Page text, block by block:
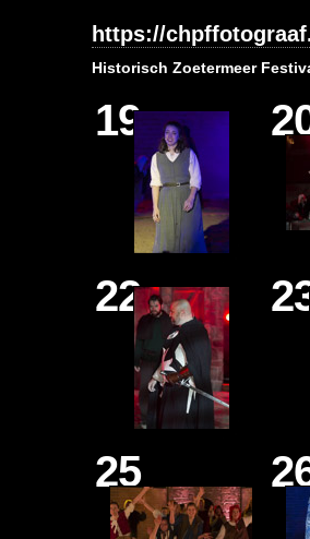
https://
Historisch Zoetermeer
19
22
25